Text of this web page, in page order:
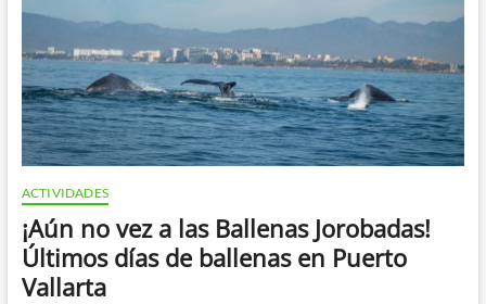
ACTIVIDADES
¡Aún no vez a las Ballenas Jorobadas!
Últimos días de ballenas en Puerto
Vallarta